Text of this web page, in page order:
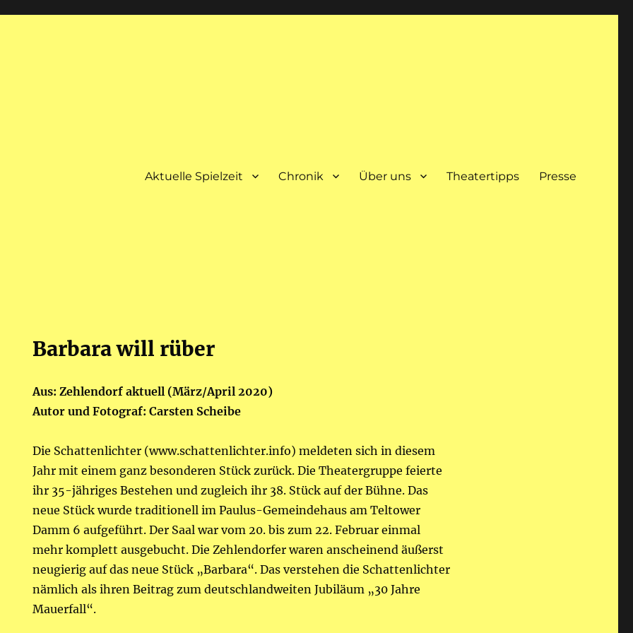
Aktuelle Spielzeit Chronik Über uns Theatertipps Presse
Barbara will rüber
Aus: Zehlendorf aktuell (März/April 2020)
Autor und Fotograf: Carsten Scheibe
Die Schattenlichter (www.schattenlichter.info) meldeten sich in diesem
Jahr mit einem ganz besonderen Stück zurück. Die Theatergruppe feierte
ihr 35-jähriges Bestehen und zugleich ihr 38. Stück auf der Bühne. Das
neue Stück wurde traditionell im Paulus-Gemeindehaus am Teltower
Damm 6 aufgeführt. Der Saal war vom 20. bis zum 22. Februar einmal
mehr komplett ausgebucht. Die Zehlendorfer waren anscheinend äußerst
neugierig auf das neue Stück „Barbara“. Das verstehen die Schattenlichter
nämlich als ihren Beitrag zum deutschlandweiten Jubiläum „30 Jahre
Mauerfall“.